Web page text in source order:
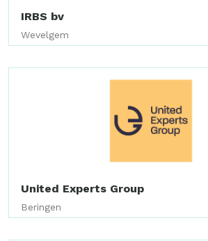
IRBS bv
Wevelgem
United Experts Group
Beringen